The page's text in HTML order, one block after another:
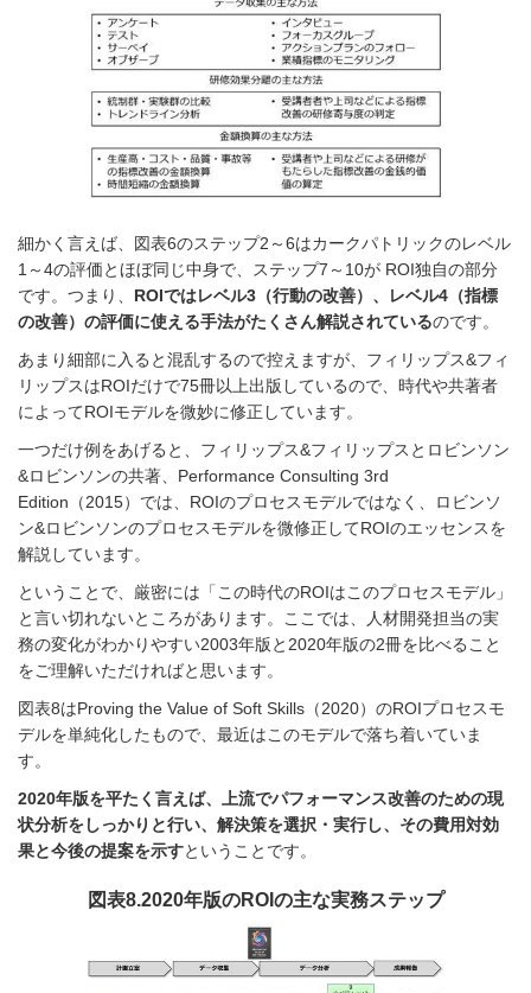
細かく言えば、図表6のステップ2～6はカークパトリックのレベル
1～4の評価とほぼ同じ中身で、ステップ7～10が ROI独自の部分
です。つまり、 ROIではレベル3（行動の改善）、レベル4（指標
の改善）の評価に使える手法がたくさん解説されているのです。
あまり細部に入ると混乱するので控えますが、フィリップス&フィ
リップスはROIだけで75冊以上出版しているので、時代や共著者
によってROIモデルを微妙に修正しています。
一つだけ例をあげると、フィリップス&フィリップスとロビンソン
&ロビンソンの共著、Performance Consulting 3rd
Edition（2015）では、ROIのプロセスモデルではなく、ロビンソ
ン&ロビンソンのプロセスモデルを微修正してROIのエッセンスを
解説しています。
ということで、厳密には「この時代のROIはこのプロセスモデル」
と言い切れないところがあります。ここでは、人材開発担当の実
務の変化がわかりやすい2003年版と2020年版の2冊を比べること
をご理解いただければと思います。
図表8はProving the Value of Soft Skills（2020）のROIプロセスモ
デルを単純化したもので、最近はこのモデルで落ち着いていま
す。
2020年版を平たく言えば、上流でパフォーマンス改善のための現
状分析をしっかりと行い、解決策を選択・実行し、その費用対効
果と今後の提案を示すということです。
図表8.2020年版のROIの主な実務ステップ